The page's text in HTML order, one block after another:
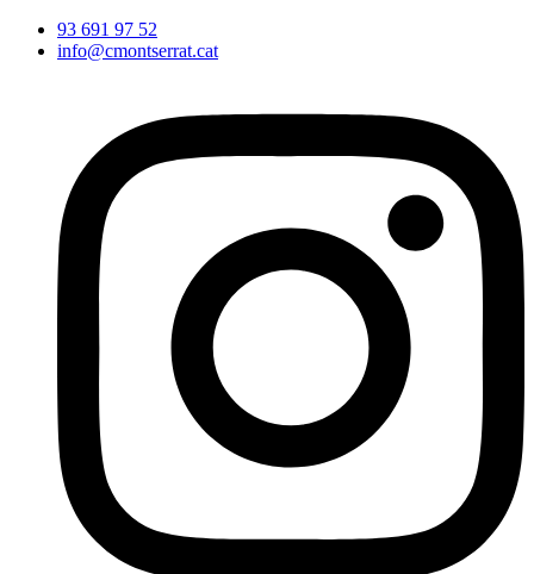
93 691 97 52
info@cmontserrat.cat